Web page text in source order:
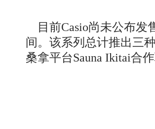
目前Casio尚未公布发
间。该系列总计推出三
桑拿平台Sauna Ikitai合